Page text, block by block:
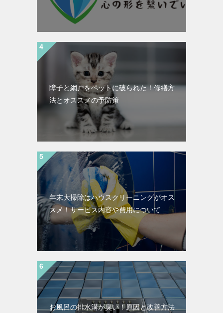
障子と網戸をペットに破られた！修繕方
法とオススメの予防策
年末大掃除はハウスクリーニングがオス
スメ！サービス内容や費用について
お風呂の排水溝が臭い！原因と改善方法